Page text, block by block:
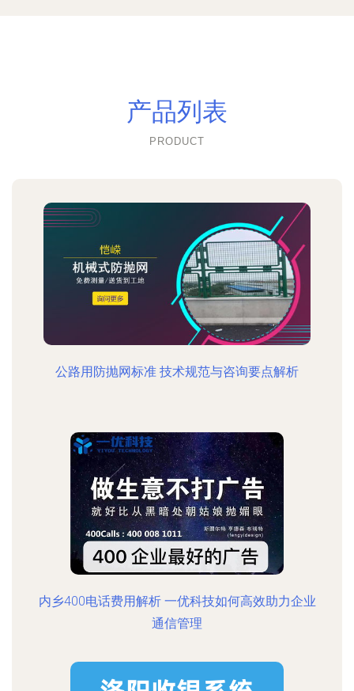
产品列表
PRODUCT
公路用防抛网标准 技术规范与咨询要点解析
内乡400电话费用解析 一优科技如何高效助力企业
通信管理